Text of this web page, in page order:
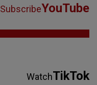
SubscribeYouTube
WatchTikTok